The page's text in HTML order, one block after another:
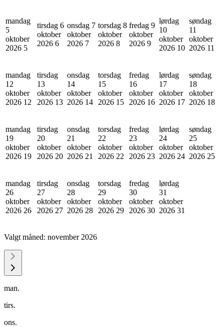
mandag
5
oktober
2026 5
tirsdag 6
oktober
2026 6
onsdag 7
oktober
2026 7
torsdag 8
oktober
2026 8
fredag 9
oktober
2026 9
lørdag
10
oktober
2026 10
søndag
11
oktober
2026 11
mandag
12
oktober
2026 12
tirsdag
13
oktober
2026 13
onsdag
14
oktober
2026 14
torsdag
15
oktober
2026 15
fredag
16
oktober
2026 16
lørdag
17
oktober
2026 17
søndag
18
oktober
2026 18
mandag
19
oktober
2026 19
tirsdag
20
oktober
2026 20
onsdag
21
oktober
2026 21
torsdag
22
oktober
2026 22
fredag
23
oktober
2026 23
lørdag
24
oktober
2026 24
søndag
25
oktober
2026 25
mandag
26
oktober
2026 26
tirsdag
27
oktober
2026 27
onsdag
28
oktober
2026 28
torsdag
29
oktober
2026 29
fredag
30
oktober
2026 30
lørdag
31
oktober
2026 31
Valgt måned: november 2026
man.
tirs.
ons.